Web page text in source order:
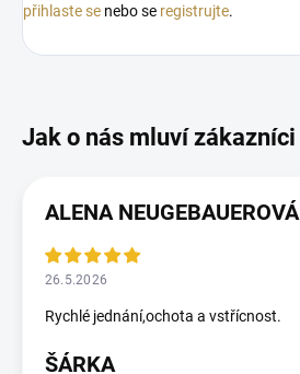
přihlaste se nebo se registrujte.
ALENA NEUGEBAUEROVÁ
26.5.2026
Rychlé jednání,ochota a vstřícnost.
ŠÁRKA